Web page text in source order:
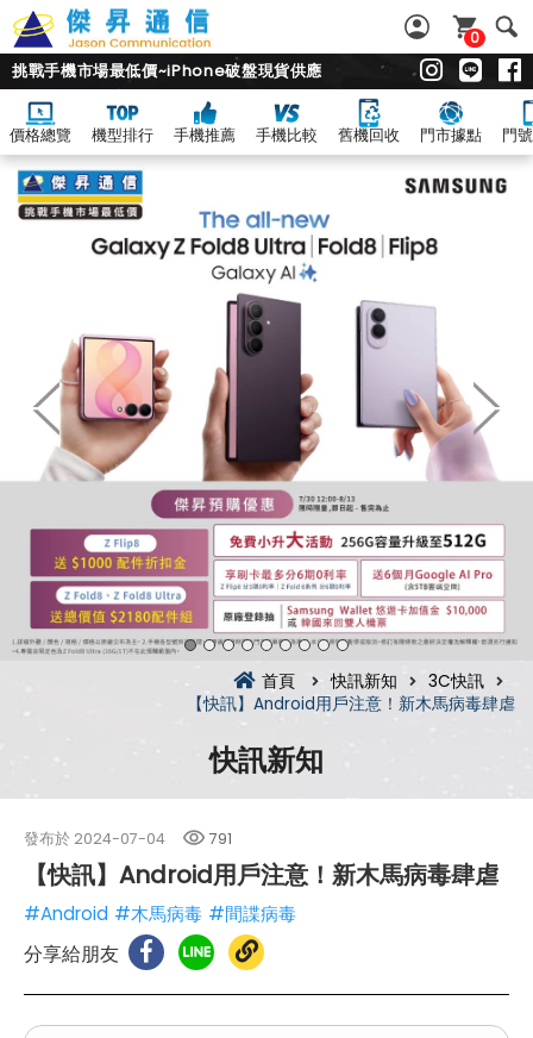
0
挑戰手機市場最低價~iPhone破盤現貨供應
價格總覽 機型排行 手機推薦 手機比較 舊機回收 門市據點 門
首頁 快訊新知
3C快訊
【快訊】Android用戶注意！新木馬病毒肆虐
快訊新知
發布於 2024-07-04 791
【快訊】Android用戶注意！新木馬病毒肆虐
#Android #木馬病毒 #間諜病毒
分享給朋友